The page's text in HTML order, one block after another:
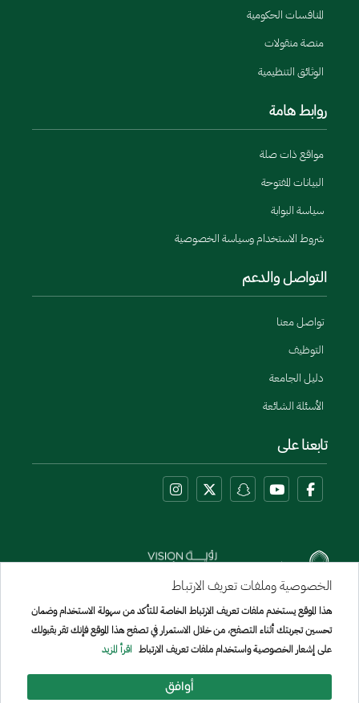
المنافسات الحكومية
منصة منقولات
الوثائق التنظيمية
روابط هامة
مواقع ذات صلة
البيانات المفتوحة
سياسة البوابة
شروط الاستخدام وسياسة الخصوصية
التواصل والدعم
تواصل معنا
التوظيف
دليل الجامعة
الأسئلة الشائعة
تابعنا على
Menu Copyright
خريطة الموقع
تم تطويره وصيانته بواسطة [الإدارة العامة لتقنيه المعلومات]
الخصوصية وملفات تعريف الارتباط
هذا الموقع يستخدم ملفات تعريف الارتباط الخاصة للتأكد من سهولة الاستخدام وضمان
تحسين تجربتك أثناء التصفح، من خلال الاستمرار في تصفح هذا الموقع فإنك تقر بقبولك
على إشعار الخصوصية واستخدام ملفات تعريف الارتباط اقرأ المزيد
أوافق